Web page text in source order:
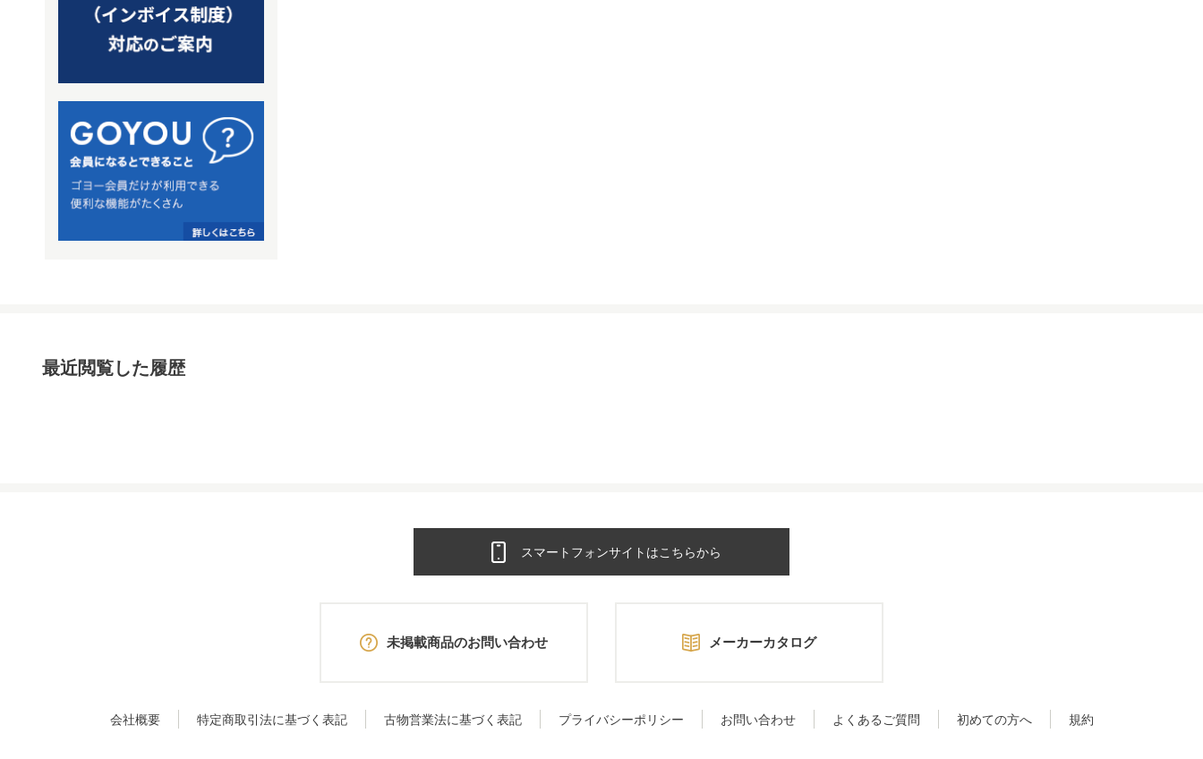
最近閲覧した履歴
スマートフォンサイトはこちらから
未掲載商品のお問い合わせ メーカーカタログ
会社概要 特定商取引法に基づく表記 古物営業法に基づく表記 プライバシーポリシー お問い合わせ よくあるご質問 初めての方へ 規約